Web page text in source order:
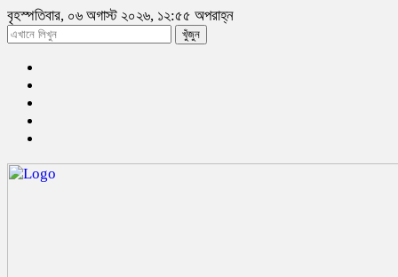
বৃহস্পতিবার, ০৬ অগাস্ট ২০২৬, ১২:৫৫ অপরাহ্ন
খুঁজুন